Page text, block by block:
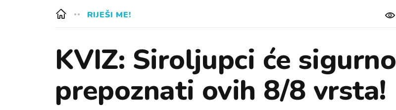
RIJEŠI ME!
KVIZ: Siroljupci će sigurno
prepoznati ovih 8/8 vrsta!